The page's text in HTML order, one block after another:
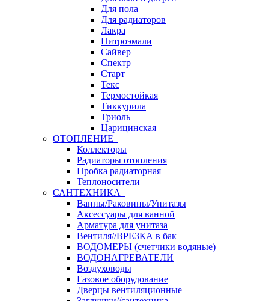
Для пола
Для радиаторов
Лакра
Нитроэмали
Сайвер
Спектр
Старт
Текс
Термостойкая
Тиккурила
Триоль
Царицинская
ОТОПЛЕНИЕ
Коллекторы
Радиаторы отопления
Пробка радиаторная
Теплоносители
САНТЕХНИКА
Ванны/Раковины/Унитазы
Аксессуары для ванной
Арматура для унитаза
Вентиля//ВРЕЗКА в бак
ВОДОМЕРЫ (счетчики водяные)
ВОДОНАГРЕВАТЕЛИ
Воздуховоды
Газовое оборудование
Дверцы вентиляционные